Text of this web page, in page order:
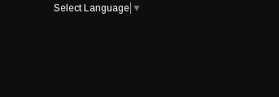
Select Language ▼